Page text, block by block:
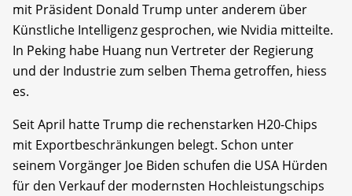
mit Präsident Donald Trump unter anderem über
Künstliche Intelligenz gesprochen, wie Nvidia mitteilte.
In Peking habe Huang nun Vertreter der Regierung
und der Industrie zum selben Thema getroffen, hiess
es.
Seit April hatte Trump die rechenstarken H20-Chips
mit Exportbeschränkungen belegt. Schon unter
seinem Vorgänger Joe Biden schufen die USA Hürden
für den Verkauf der modernsten Hochleistungschips